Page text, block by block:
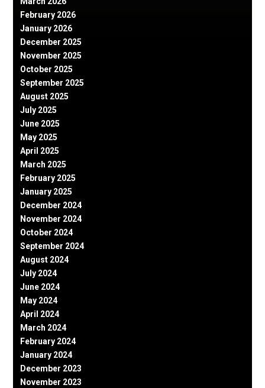
February 2026
January 2026
December 2025
November 2025
October 2025
September 2025
August 2025
July 2025
June 2025
May 2025
April 2025
March 2025
February 2025
January 2025
December 2024
November 2024
October 2024
September 2024
August 2024
July 2024
June 2024
May 2024
April 2024
March 2024
February 2024
January 2024
December 2023
November 2023